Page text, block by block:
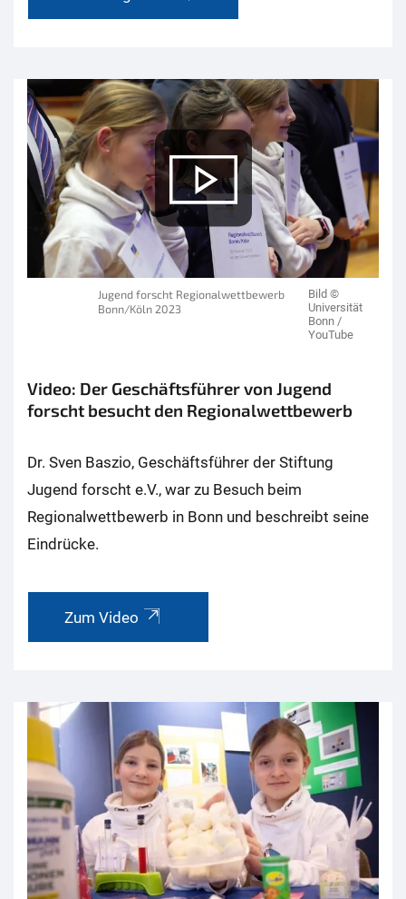
Jugend forscht Regionalwettbewerb
Bonn/Köln 2023
Bild ©
Universität
Bonn /
YouTube
Video: Der Geschäftsführer von Jugend
forscht besucht den Regionalwettbewerb
Dr. Sven Baszio, Geschäftsführer der Stiftung
Jugend forscht e.V., war zu Besuch beim
Regionalwettbewerb in Bonn und beschreibt seine
Eindrücke.
Zum Video